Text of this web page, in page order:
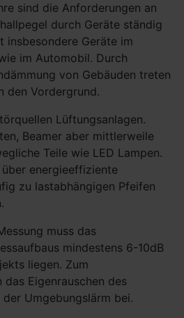
sind die Anforderungen an
durch Geräte ständig
insbesondere Geräte im
im Automobil. Durch
von Gebäuden treten
den Vordergrund.
Lüftungsanlagen.
Beamer aber mittlerweile
Teile wie LED Lampen.
energieeffiziente
zu lastabhängigen Pfeifen
muss das
mindestens 6-10dB
liegen. Zum
Eigenrauschen des
Umgebungslärm bei.